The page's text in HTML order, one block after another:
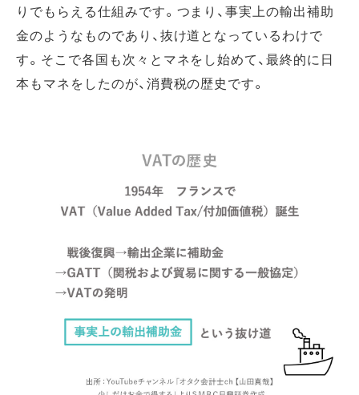
りでもらえる仕組みです。つまり、事実上の輸出補助
金のようなものであり、抜け道となっているわけで
す。そこで各国も次々とマネをし始めて、最終的に日
本もマネをしたのが、消費税の歴史です。